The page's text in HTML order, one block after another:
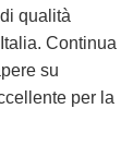
qualità
Continua
su
per la